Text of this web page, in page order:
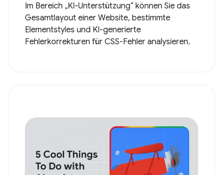
Im Bereich „KI-Unterstützung“ können Sie das
Gesamtlayout einer Website, bestimmte
Elementstyles und KI-generierte
Fehlerkorrekturen für CSS-Fehler analysieren.